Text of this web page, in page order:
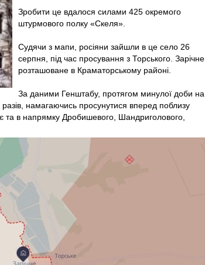
Зробити це вдалося силами 425 окремого
штурмового полку «Скеля».
Судячи з мапи, росіяни зайшли в це село 26
серпня, під час просування з Торського. Зарічне
розташоване в Краматорському районі.
За даними Генштабу, протягом минулої доби на
намагаючись просунутися вперед поблизу
та в напрямку Дробишевого, Шандриголового,